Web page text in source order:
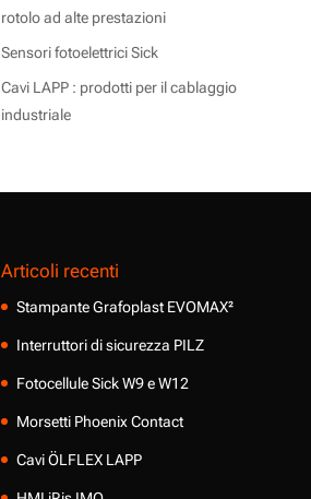
rotolo ad alte prestazioni
Sensori fotoelettrici Sick
Cavi LAPP : prodotti per il cablaggio
industriale
Articoli recenti
Stampante Grafoplast EVOMAX²
Interruttori di sicurezza PILZ
Fotocellule Sick W9 e W12
Morsetti Phoenix Contact
Cavi ÖLFLEX LAPP